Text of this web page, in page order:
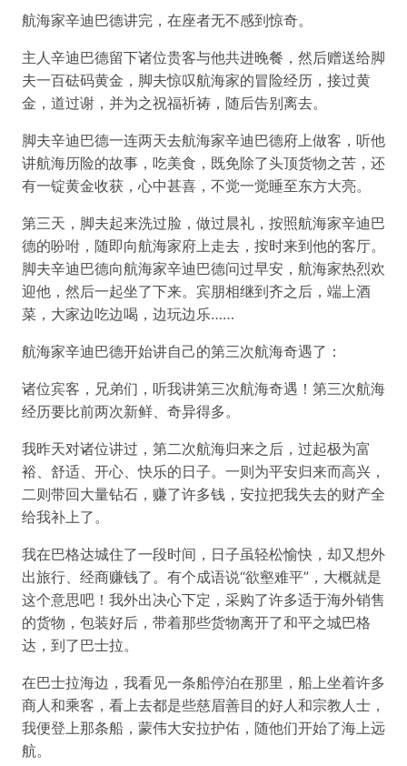
航海家辛迪巴德讲完，在座者无不感到惊奇。
主人辛迪巴德留下诸位贵客与他共进晚餐，然后赠送给脚
夫一百砝码黄金，脚夫惊叹航海家的冒险经历，接过黄
金，道过谢，并为之祝福祈祷，随后告别离去。
脚夫辛迪巴德一连两天去航海家辛迪巴德府上做客，听他
讲航海历险的故事，吃美食，既免除了头顶货物之苦，还
有一锭黄金收获，心中甚喜，不觉一觉睡至东方大亮。
第三天，脚夫起来洗过脸，做过晨礼，按照航海家辛迪巴
德的吩咐，随即向航海家府上走去，按时来到他的客厅。
脚夫辛迪巴德向航海家辛迪巴德问过早安，航海家热烈欢
迎他，然后一起坐了下来。宾朋相继到齐之后，端上酒
菜，大家边吃边喝，边玩边乐……
航海家辛迪巴德开始讲自己的第三次航海奇遇了：
诸位宾客，兄弟们，听我讲第三次航海奇遇！第三次航海
经历要比前两次新鲜、奇异得多。
我昨天对诸位讲过，第二次航海归来之后，过起极为富
裕、舒适、开心、快乐的日子。一则为平安归来而高兴，
二则带回大量钻石，赚了许多钱，安拉把我失去的财产全
给我补上了。
我在巴格达城住了一段时间，日子虽轻松愉快，却又想外
出旅行、经商赚钱了。有个成语说“欲壑难平”，大概就是
这个意思吧！我外出决心下定，采购了许多适于海外销售
的货物，包装好后，带着那些货物离开了和平之城巴格
达，到了巴士拉。
在巴士拉海边，我看见一条船停泊在那里，船上坐着许多
商人和乘客，看上去都是些慈眉善目的好人和宗教人士，
我便登上那条船，蒙伟大安拉护佑，随他们开始了海上远
航。